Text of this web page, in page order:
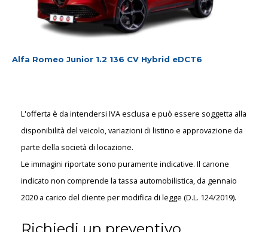
Alfa Romeo Junior 1.2 136 CV Hybrid eDCT6
L'offerta è da intendersi IVA esclusa e può essere soggetta alla
disponibilità del veicolo, variazioni di listino e approvazione da
parte della società di locazione.
Le immagini riportate sono puramente indicative. Il canone
indicato non comprende la tassa automobilistica, da gennaio
2020 a carico del cliente per modifica di legge (D.L. 124/2019).